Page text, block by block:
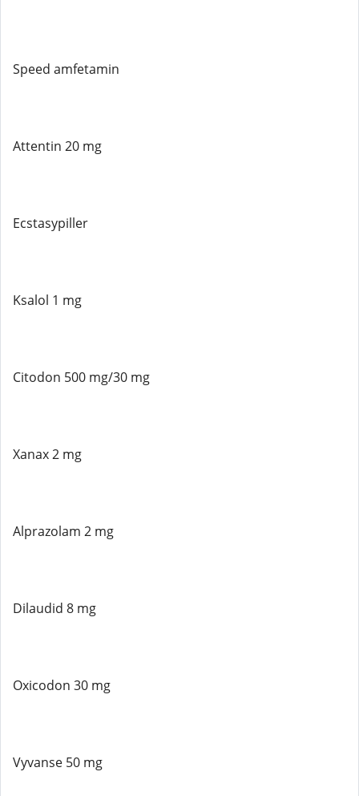
Speed ​​amfetamin
Attentin 20 mg
Ecstasypiller
Ksalol 1 mg
Citodon 500 mg/30 mg
Xanax 2 mg
Alprazolam 2 mg
Dilaudid 8 mg
Oxicodon 30 mg
Vyvanse 50 mg